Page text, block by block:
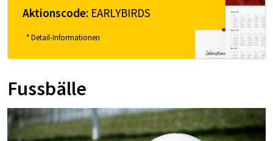
Aktionscode: EARLYBIRDS
* Detail-Informationen
Fussbälle